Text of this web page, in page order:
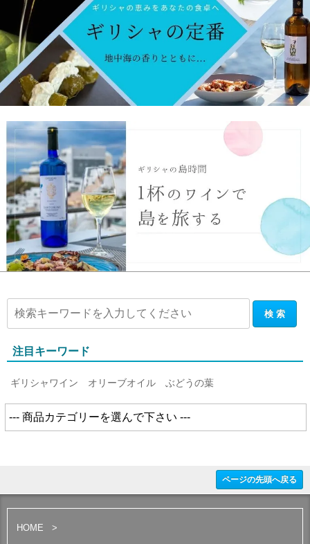
注目キーワード
ギリシャワイン オリーブオイル ぶどうの葉
ページの先頭へ戻る
HOME